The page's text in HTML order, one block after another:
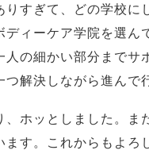
りすぎて、どの学校に
ディーケア学院を選ん
人の細かい部分までサ
つ解決しながら進んで
、ホッとしました。ま
ます。これからもよろ